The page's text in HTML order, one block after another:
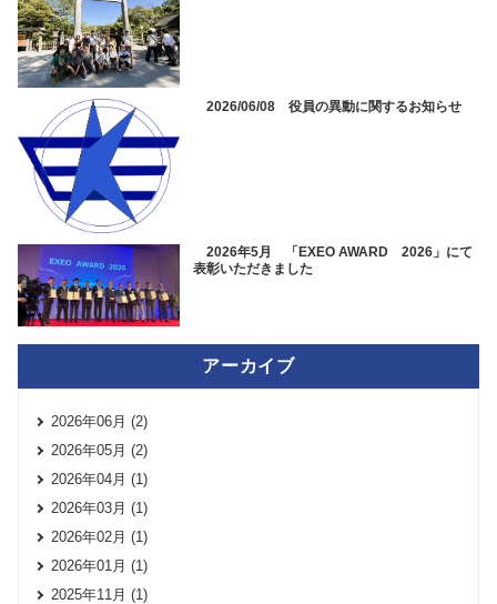
2026/06/08 役員の異動に関するお知らせ
2026年5月 「EXEO AWARD 2026」にて
表彰いただきました
アーカイブ
2026年06月 (2)
2026年05月 (2)
2026年04月 (1)
2026年03月 (1)
2026年02月 (1)
2026年01月 (1)
2025年11月 (1)